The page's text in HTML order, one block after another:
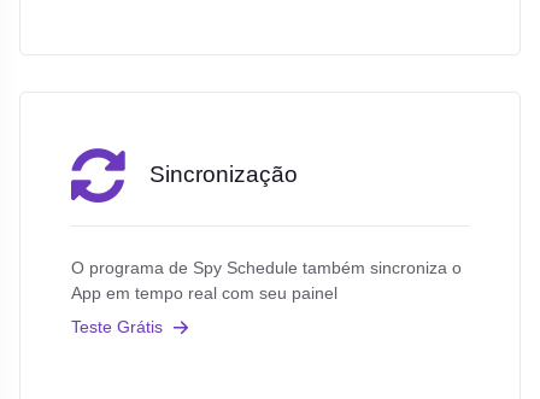
Sincronização
O programa de Spy Schedule também sincroniza o
App em tempo real com seu painel
Teste Grátis